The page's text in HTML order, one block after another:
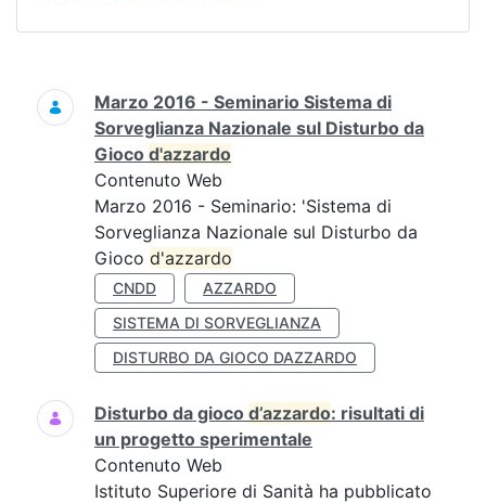
Ricerca
Marzo 2016 - Seminario Sistema di
Sorveglianza Nazionale sul Disturbo da
Gioco d'azzardo
Contenuto Web
Marzo 2016 - Seminario: 'Sistema di
Sorveglianza Nazionale sul Disturbo da
Gioco d'azzardo
CNDD
AZZARDO
SISTEMA DI SORVEGLIANZA
DISTURBO DA GIOCO DAZZARDO
Disturbo da gioco d’azzardo: risultati di
un progetto sperimentale
Contenuto Web
Istituto Superiore di Sanità ha pubblicato